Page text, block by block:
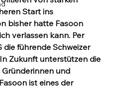
Start ins
bisher hatte Fasoon
verlassen kann. Per
führende Schweizer
Zukunft unterstützen die
und
ist eines der